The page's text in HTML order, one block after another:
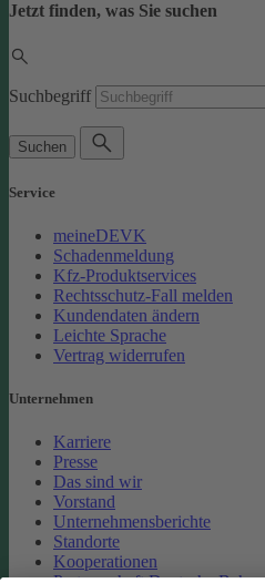
Jetzt finden, was Sie suchen
Suchbegriff
Suchen
Service
meineDEVK
Schadenmeldung
Kfz-Produktservices
Rechtsschutz-Fall melden
Kundendaten ändern
Leichte Sprache
Vertrag widerrufen
Unternehmen
Karriere
Presse
Das sind wir
Vorstand
Unternehmensberichte
Standorte
Kooperationen